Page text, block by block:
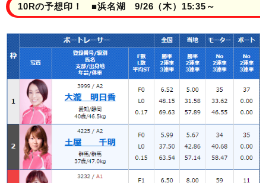
10Rの予想印！ ■浜名湖 9/26（木）15:35～